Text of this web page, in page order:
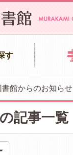
す
書館からのお知らせ
記事一覧